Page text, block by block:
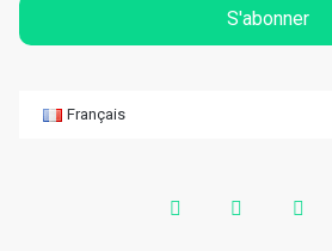
S'abonner
Français